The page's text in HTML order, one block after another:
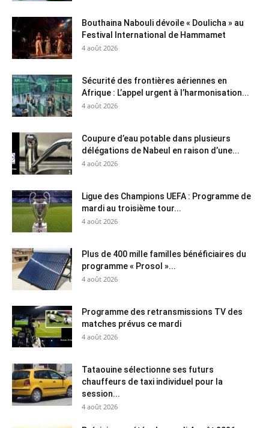
Bouthaina Nabouli dévoile « Doulicha » au
Festival International de Hammamet
4 août 2026
Sécurité des frontières aériennes en
Afrique : L’appel urgent à l’harmonisation...
4 août 2026
Coupure d’eau potable dans plusieurs
délégations de Nabeul en raison d’une...
4 août 2026
Ligue des Champions UEFA : Programme de
mardi au troisième tour...
4 août 2026
Plus de 400 mille familles bénéficiaires du
programme « Prosol »...
4 août 2026
Programme des retransmissions TV des
matches prévus ce mardi
4 août 2026
Tataouine sélectionne ses futurs
chauffeurs de taxi individuel pour la
session...
4 août 2026